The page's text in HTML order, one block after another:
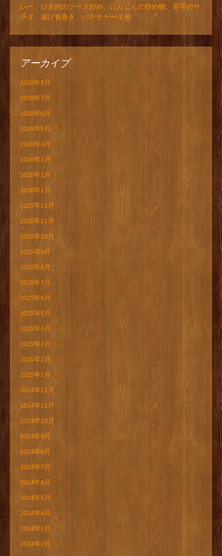
レー、ひき肉のソース炒め、にんじんの炒め物、里芋のサ
ラダ、揚げ春巻き、バナナケーキ他
アーカイブ
2026年8月
2026年7月
2026年6月
2026年5月
2026年4月
2026年3月
2026年2月
2026年1月
2025年12月
2025年11月
2025年10月
2025年9月
2025年8月
2025年7月
2025年6月
2025年5月
2025年4月
2025年3月
2025年2月
2025年1月
2024年12月
2024年11月
2024年10月
2024年9月
2024年8月
2024年7月
2024年6月
2024年5月
2024年4月
2024年3月
2024年2月